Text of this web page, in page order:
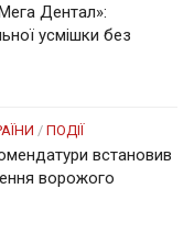
Дентал»:
усмішки без
/ ПОДІЇ
встановив
ворожого